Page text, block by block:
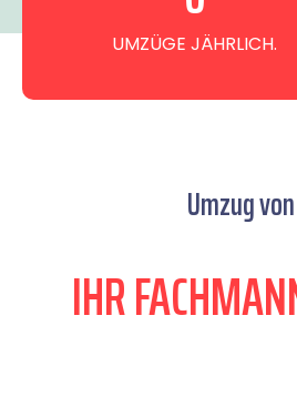
UMZÜGE JÄHRLICH.
Umzug
IHR